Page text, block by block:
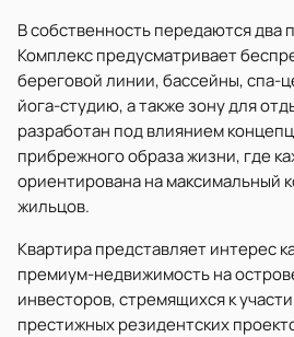
В собственность передаются два
Комплекс предусматривает
береговой линии, бассейны, спа-
йога-студию, а также зону для
разработан под влиянием
прибрежного образа жизни, где
ориентирована на максимальный
жильцов.
Квартира представляет интерес
премиум-недвижимость на
инвесторов, стремящихся к
престижных резидентских